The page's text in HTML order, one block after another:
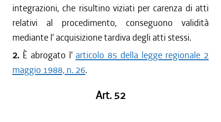
integrazioni, che risultino viziati per carenza di atti
relativi al procedimento, conseguono validità
mediante l' acquisizione tardiva degli atti stessi.
2. È abrogato l' articolo 85 della legge regionale 2
maggio 1988, n. 26.
Art. 52